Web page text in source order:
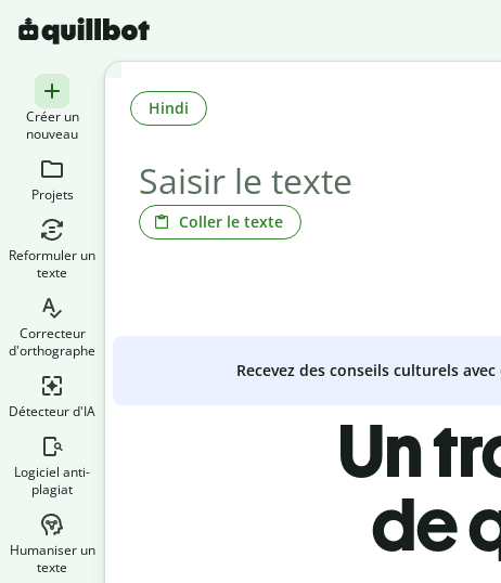
Créer un
nouveau
Projets
Reformuler un
texte
Correcteur
d'orthographe
Détecteur d'IA
Logiciel anti-
plagiat
Humaniser un
texte
Coller le texte
Hindi
Recevez des conseils culturels
Un
de